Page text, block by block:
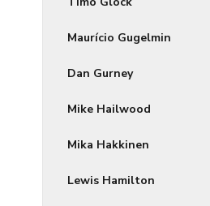
Maurício Gugelmin
Dan Gurney
Mike Hailwood
Mika Hakkinen
Lewis Hamilton